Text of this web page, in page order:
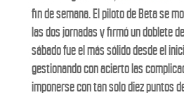
fin de semana. El piloto de Beta se
las dos jornadas y firmó un doblete
sábado fue el más sólido desde el
gestionando con acierto las
imponerse con tan solo diez puntos